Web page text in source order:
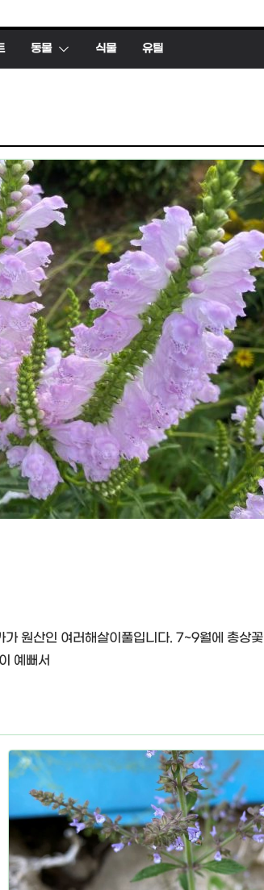
동물 식물 유틸
산인 여러해살이풀입니다. 7~9월에 총상꽃
예뻐서
, 생태, 생애, 생
hig
유틸
영상 흔
2026년 05월